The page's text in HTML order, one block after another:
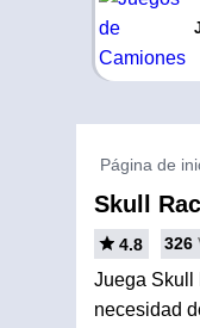
Página de
Skull
4.8 326
Juega Skull
necesidad